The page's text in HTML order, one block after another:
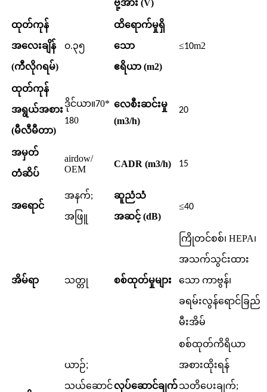
ဗို့အား (V)
ထုတ်ကုန်
အလေးချိန်
(ကီလိုဂရမ်)
၀.၃၅
ထိရောက်မှုရှိ
သော
ဧရိယာ (m2)
≤10m2
ထုတ်ကုန်
အရွယ်အစား
(မီလီမီတာ)
ဒိုင်ယာ။70*
180
လေစီးဆင်းမှု
(m3/h)
20
အမှတ်
တံဆိပ်
airdow/
OEM
CADR (m3/h) 15
အရောင်
အနက်;
အဖြူ
ဆူညံသံ
အဆင့် (dB)
≤40
အိမ်ရာ သတ္တု စစ်ထုတ်မှုများ
ကြိုတင်စစ်၊ HEPA၊
အသက်သွင်းထား
သော ကာဗွန်၊
ခရမ်းလွန်ရောင်ခြည်
မီးအိမ်
ယာဉ်;
သယ်ဆောင်လုပ်ဆောင်ချက်
စစ်ထုတ်ကိရိယာ
အစားထိုးရန်
သတိပေးချက်;